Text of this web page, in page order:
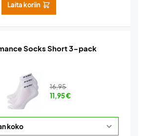
Laita koriin
Socks Short 3-pack
16,95
11,95€